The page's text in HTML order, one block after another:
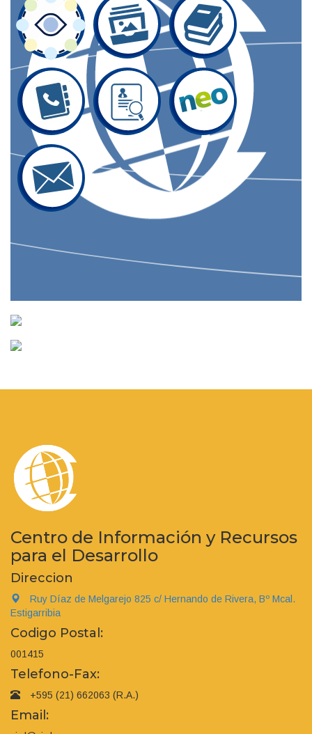
Centro de Información y Recursos
para el Desarrollo
Direccion
Ruy Díaz de Melgarejo 825 c/ Hernando de Rivera, Bº Mcal.
Estigarribia
Codigo Postal:
001415
Telefono-Fax:
+595 (21) 662063 (R.A.)
Email: